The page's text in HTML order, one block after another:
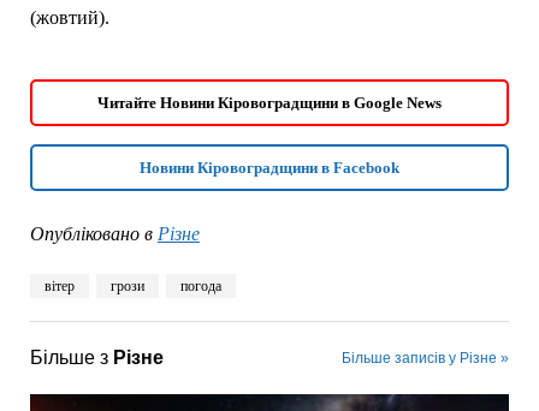
(жовтий).
Читайте Новини Кіровоградщини в Google News
Новини Кіровоградщини в Facebook
Опубліковано в Різне
вітер грози погода
Більше з Різне Більше записів у Різне »